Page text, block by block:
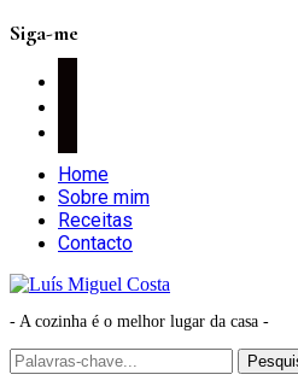
Siga-me
Home
Sobre mim
Receitas
Contacto
- A cozinha é o melhor lugar da casa -